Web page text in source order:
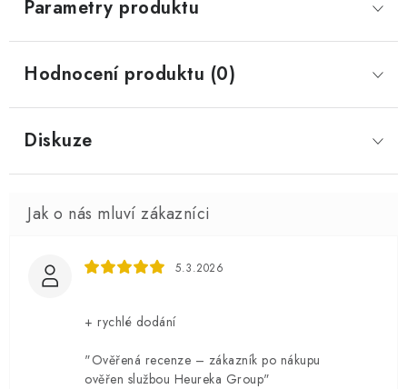
Parametry produktu
Hodnocení produktu (0)
Diskuze
5.3.2026
+ rychlé dodání
"Ověřená recenze – zákazník po nákupu
ověřen službou Heureka Group"